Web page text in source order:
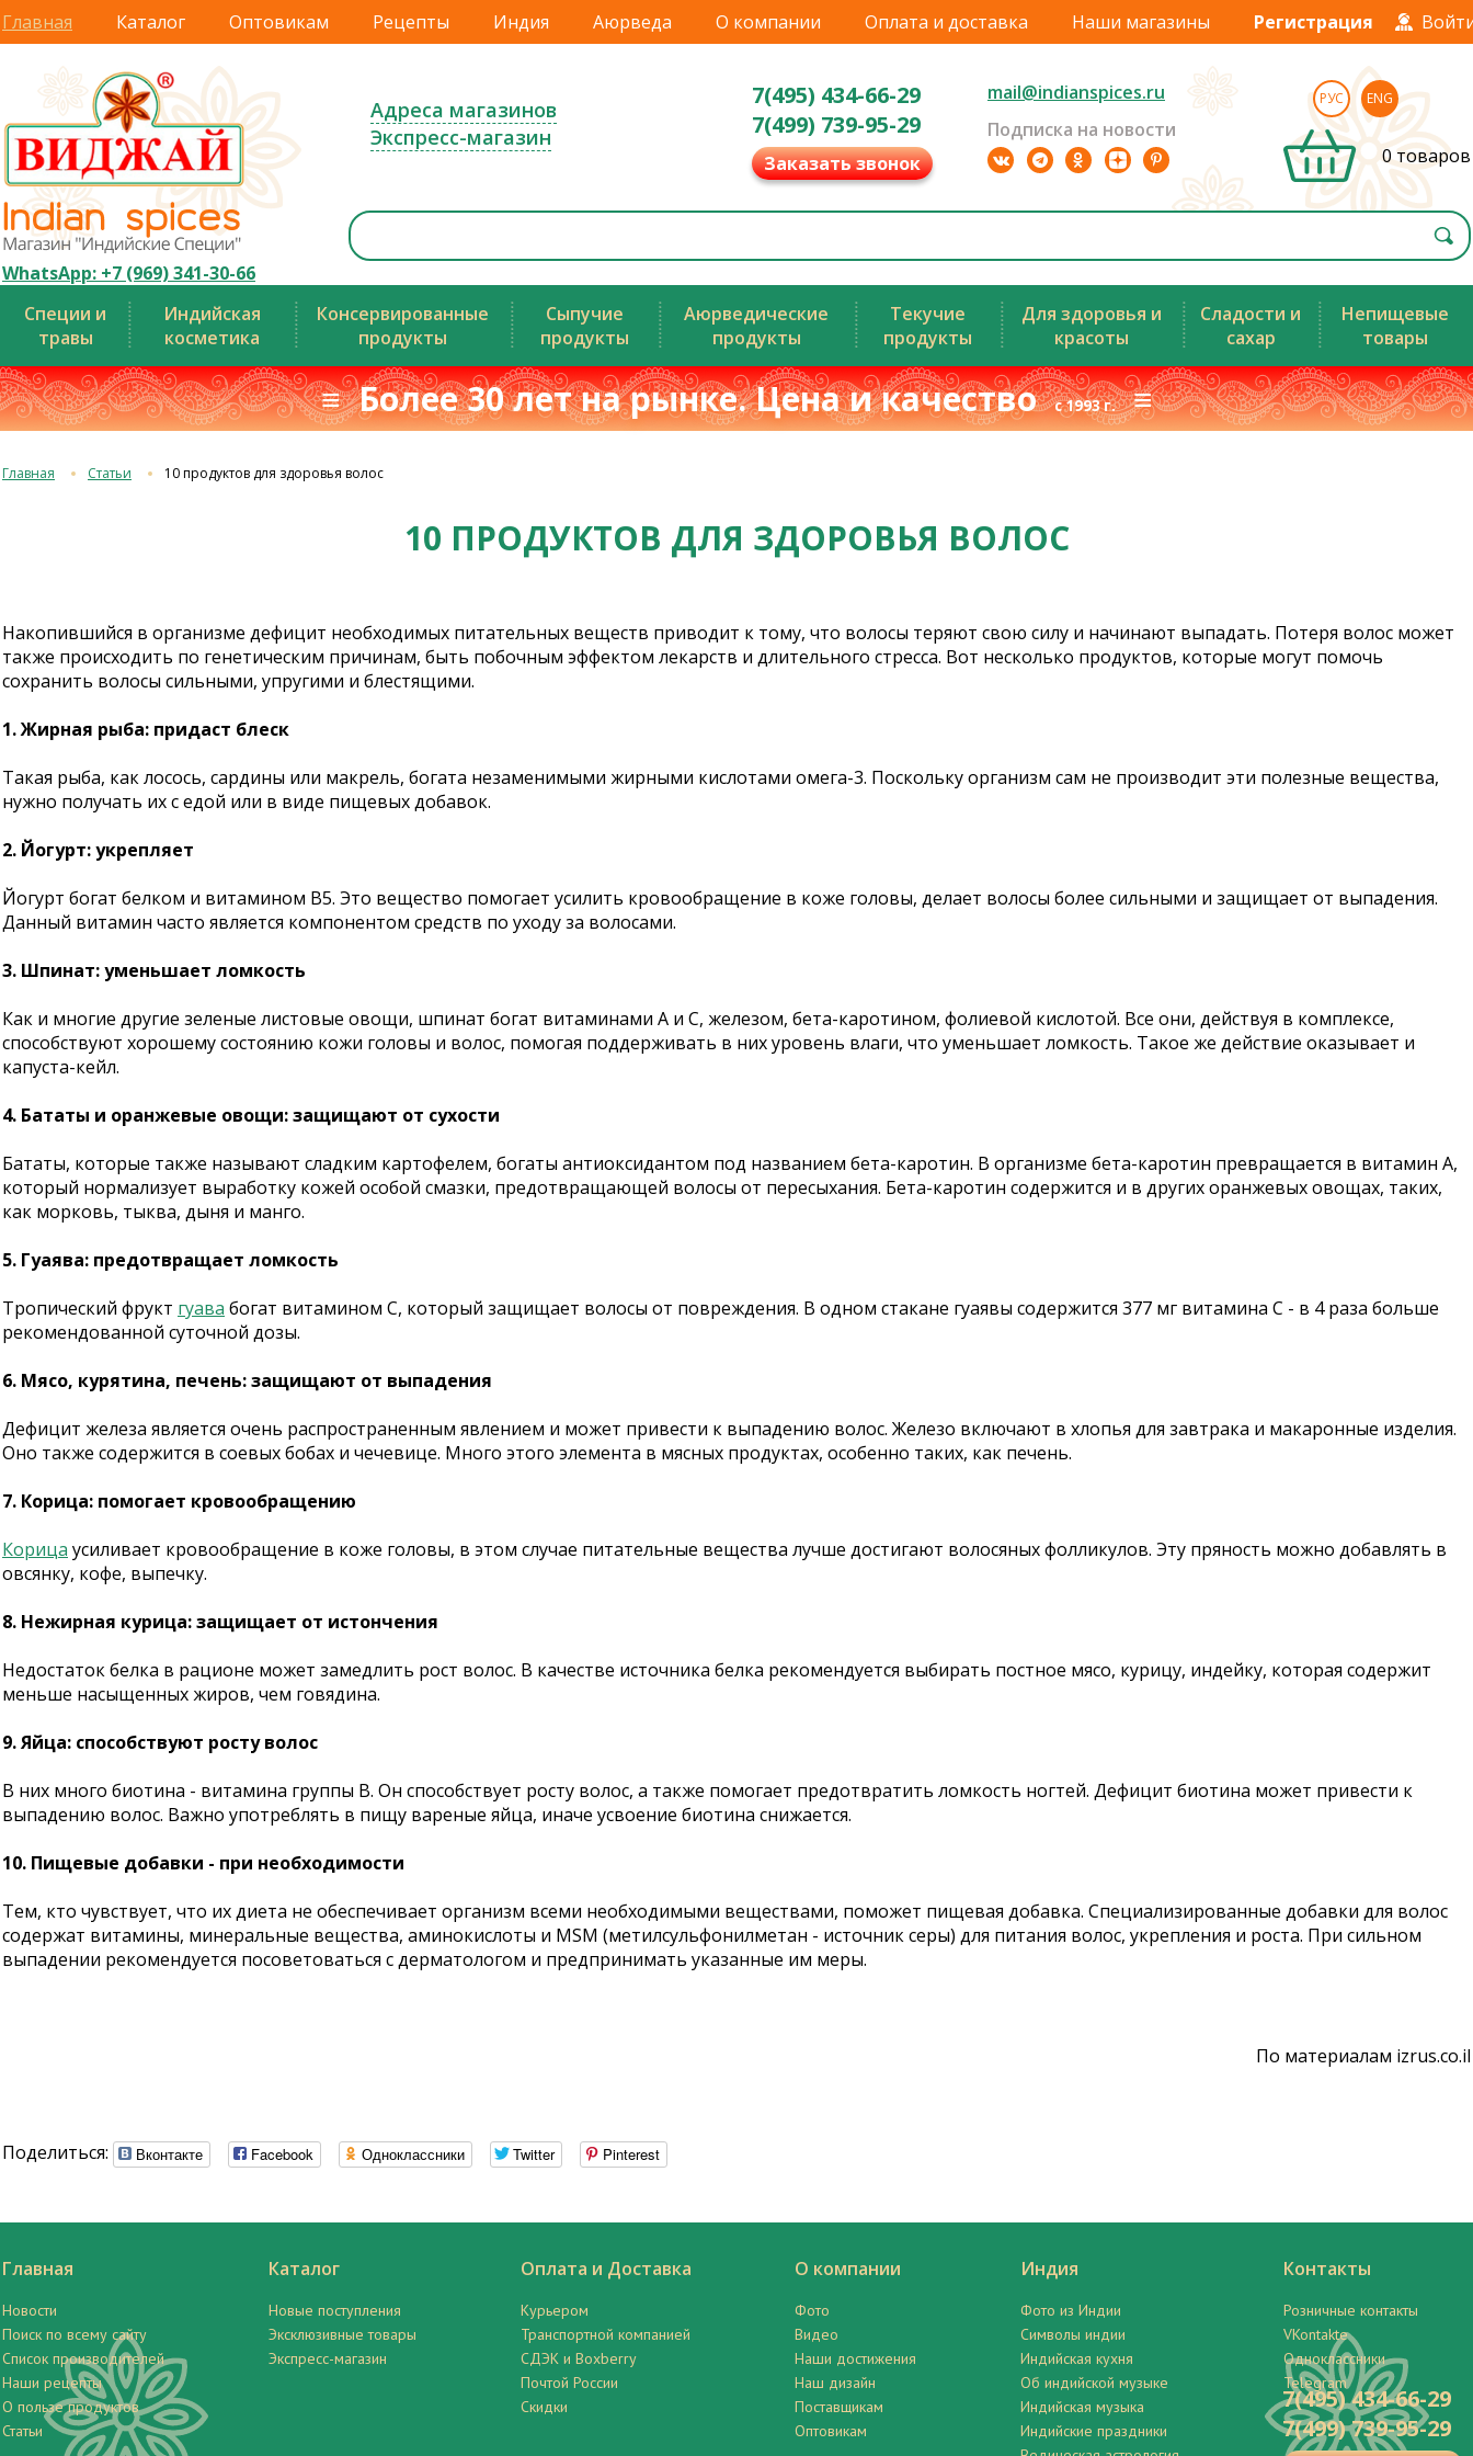
Главная Каталог Оптовикам Рецепты Индия Аюрведа О компании Оплата и доставка Наши магазины Регистрация
WhatsApp: +7 (969) 341-30-66
Адреса магазинов
Экспресс-магазин
7(495) 434-66-29
7(499) 739-95-29
Заказать звонок
mail@indianspices.ru
Подписка на новости
РУС ENG
0 товаров
Специи и
травы
Индийская
косметика
Консервированные
продукты
Сыпучие
продукты
Аюрведические
продукты
Текучие
продукты
Для здоровья и
красоты
Сладости и
сахар
Непищевые
товары
≡ Более 30 лет на рынке. Цена и качествос 1993 г.≡
Главная Статьи 10 продуктов для здоровья волос
10 ПРОДУКТОВ ДЛЯ ЗДОРОВЬЯ ВОЛОС
Накопившийся в организме дефицит необходимых питательных веществ приводит к тому, что волосы теряют свою силу и начинают выпадать. Потеря волос может
также происходить по генетическим причинам, быть побочным эффектом лекарств и длительного стресса. Вот несколько продуктов, которые могут помочь
сохранить волосы сильными, упругими и блестящими.
1. Жирная рыба: придаст блеск
Такая рыба, как лосось, сардины или макрель, богата незаменимыми жирными кислотами омега-3. Поскольку организм сам не производит эти полезные вещества,
нужно получать их с едой или в виде пищевых добавок.
2. Йогурт: укрепляет
Йогурт богат белком и витамином B5. Это вещество помогает усилить кровообращение в коже головы, делает волосы более сильными и защищает от выпадения.
Данный витамин часто является компонентом средств по уходу за волосами.
3. Шпинат: уменьшает ломкость
Как и многие другие зеленые листовые овощи, шпинат богат витаминами А и С, железом, бета-каротином, фолиевой кислотой. Все они, действуя в комплексе,
способствуют хорошему состоянию кожи головы и волос, помогая поддерживать в них уровень влаги, что уменьшает ломкость. Такое же действие оказывает и
капуста-кейл.
4. Бататы и оранжевые овощи: защищают от сухости
Бататы, которые также называют сладким картофелем, богаты антиоксидантом под названием бета-каротин. В организме бета-каротин превращается в витамин А,
который нормализует выработку кожей особой смазки, предотвращающей волосы от пересыхания. Бета-каротин содержится и в других оранжевых овощах, таких,
как морковь, тыква, дыня и манго.
5. Гуаява: предотвращает ломкость
Тропический фрукт гуава богат витамином С, который защищает волосы от повреждения. В одном стакане гуаявы содержится 377 мг витамина С - в 4 раза больше
рекомендованной суточной дозы.
6. Мясо, курятина, печень: защищают от выпадения
Дефицит железа является очень распространенным явлением и может привести к выпадению волос. Железо включают в хлопья для завтрака и макаронные изделия.
Оно также содержится в соевых бобах и чечевице. Много этого элемента в мясных продуктах, особенно таких, как печень.
7. Корица: помогает кровообращению
Корица усиливает кровообращение в коже головы, в этом случае питательные вещества лучше достигают волосяных фолликулов. Эту пряность можно добавлять в
овсянку, кофе, выпечку.
8. Нежирная курица: защищает от истончения
Недостаток белка в рационе может замедлить рост волос. В качестве источника белка рекомендуется выбирать постное мясо, курицу, индейку, которая содержит
меньше насыщенных жиров, чем говядина.
9. Яйца: способствуют росту волос
В них много биотина - витамина группы B. Он способствует росту волос, а также помогает предотвратить ломкость ногтей. Дефицит биотина может привести к
выпадению волос. Важно употреблять в пищу вареные яйца, иначе усвоение биотина снижается.
10. Пищевые добавки - при необходимости
Тем, кто чувствует, что их диета не обеспечивает организм всеми необходимыми веществами, поможет пищевая добавка. Специализированные добавки для волос
содержат витамины, минеральные вещества, аминокислоты и MSM (метилсульфонилметан - источник серы) для питания волос, укрепления и роста. При сильном
выпадении рекомендуется посоветоваться с дерматологом и предпринимать указанные им меры.
По материалам izrus.co.il
Поделиться: Вконтакте Facebook Одноклассники Twitter Pinterest
Главная
Новости
Поиск по всему сайту
Список производителей
Наши рецепты
О пользе продуктов
Статьи
Каталог
Новые поступления
Эксклюзивные товары
Экспресс-магазин
Оплата и Доставка
Курьером
Транспортной компанией
СДЭК и Boxberry
Почтой России
Скидки
О компании
Фото
Видео
Наши достижения
Наш дизайн
Поставщикам
Оптовикам
Индия
Фото из Индии
Символы индии
Индийская кухня
Об индийской музыке
Индийская музыка
Индийские праздники
Контакты
Розничные контакты
VKontakte
Одноклассники
Telegram
7(495) 434-66-29
7(499) 739-95-29